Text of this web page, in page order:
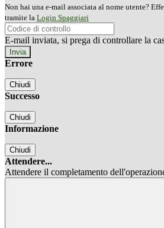
Non hai una e-mail associata al nome utente?
tramite la Login Spaggiari
E-mail inviata, si prega di controllare la
Errore
Chiudi
Successo
Chiudi
Informazione
Chiudi
Attendere...
Attendere il completamento